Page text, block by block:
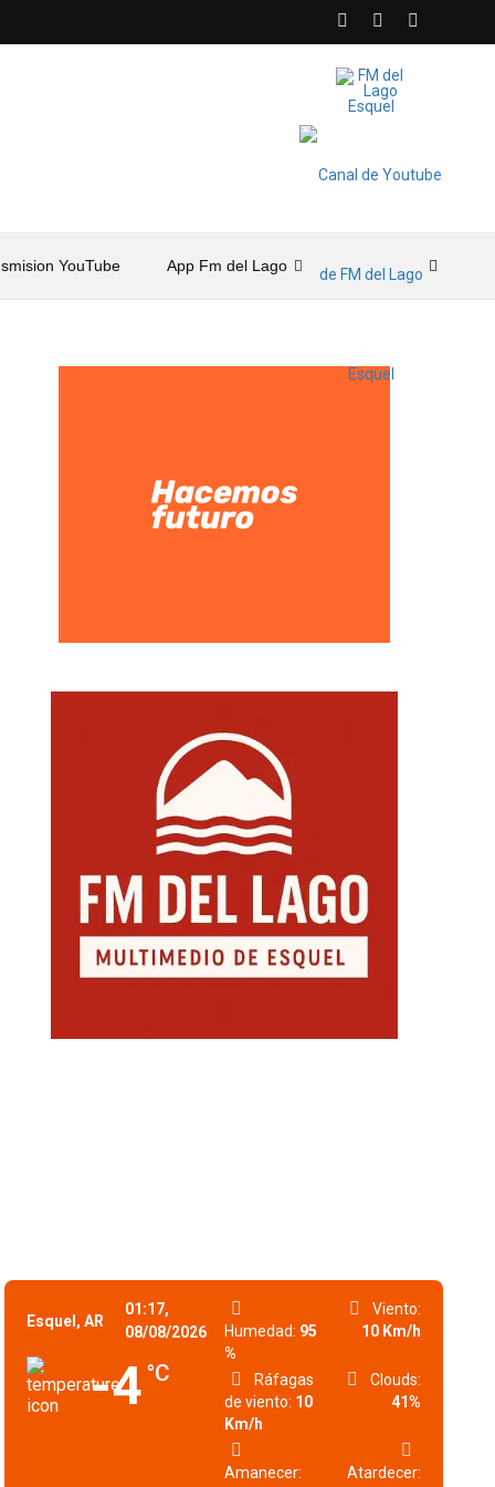
YouTube App Fm del Lago
Esquel, AR
01:17,
08/08/2026
-4 °C
Humedad: 95
%
Viento:
10 Km/h
Ráfagas
de viento: 10
Km/h
Clouds:
41%
Amanecer:
Atardecer: